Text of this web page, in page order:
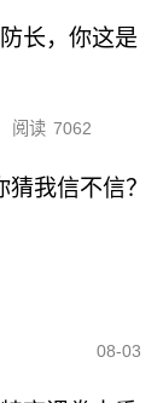
长，你这是
阅读 7062
我信不信？
08-03